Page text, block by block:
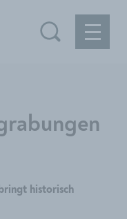
historisch